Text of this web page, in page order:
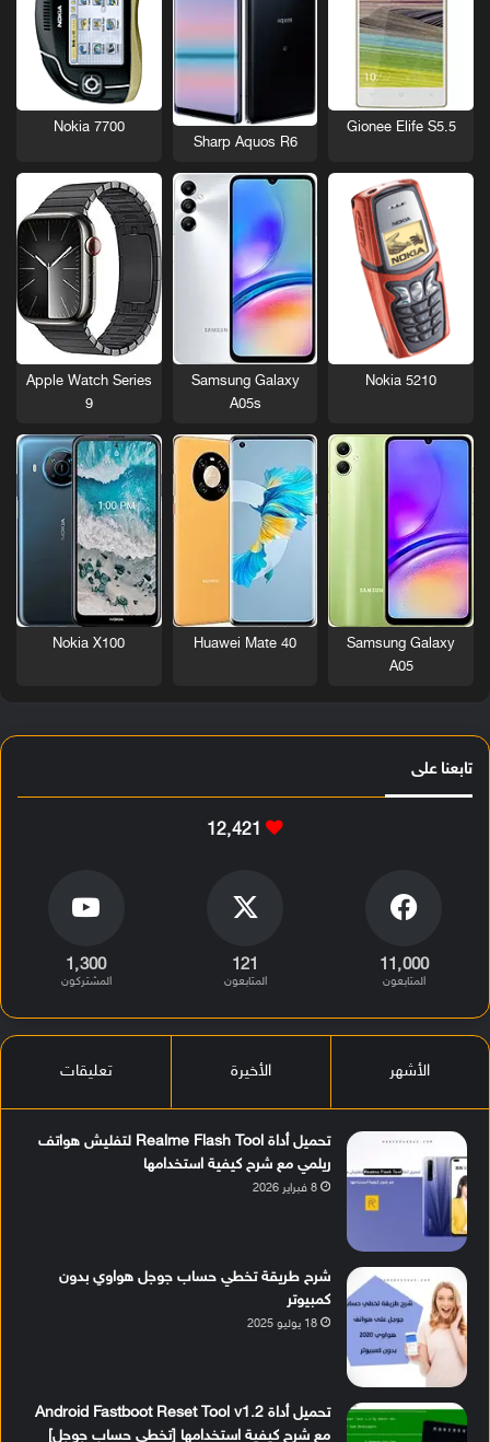
Gionee Elife S5.5
Sharp Aquos R6
Nokia 7700
Nokia 5210
Samsung Galaxy
A05s
Apple Watch Series
9
Samsung Galaxy
A05
Huawei Mate 40
Nokia X100
تابعنا على
12٬421
11٬000
المتابعون
121
المتابعون
1٬300
المشتركون
الأشهر الأخيرة تعليقات
تحميل أداة Realme Flash Tool لتفليش هواتف
ريلمي مع شرح كيفية استخدامها
8 فبراير 2026
شرح طريقة تخطي حساب جوجل هواوي بدون
كمبيوتر
18 يوليو 2025
تحميل أداة Android Fastboot Reset Tool v1.2
مع شرح كيفية استخدامها [تخطي حساب جوجل]